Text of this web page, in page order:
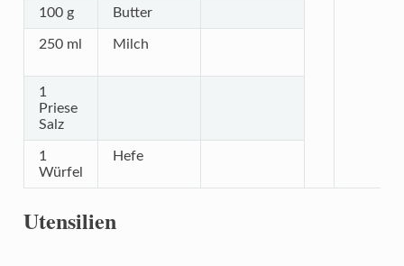
100 g Butter
250 ml Milch
1
Priese
Salz
1
Würfel
Hefe
Utensilien